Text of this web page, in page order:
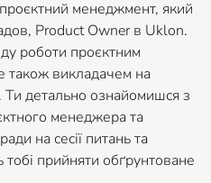
менеджмент, який
Product Owner в Uklon.
роботи проєктним
викладачем на
Ти детально ознайомишся з
менеджера та
на сесії питань та
тобі прийняти обґрунтоване